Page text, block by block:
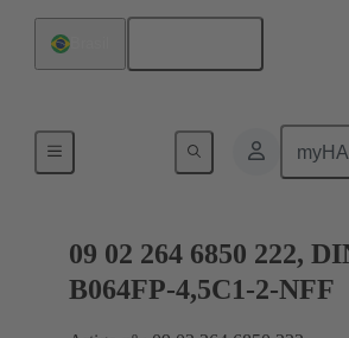
Conexão da placa-mãe para placa-
09 02 264 6850 222,
B064FP-4,5C1-2-NFF